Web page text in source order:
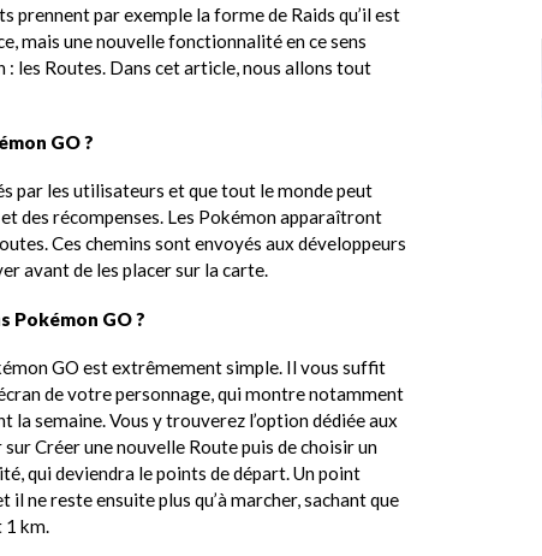
prennent par exemple la forme de Raids qu’il est
mais une nouvelle fonctionnalité en ce sens
les Routes. Dans cet article, nous allons tout
GO ?
par les utilisateurs et que tout le monde peut
des récompenses. Les Pokémon apparaîtront
Ces chemins sont envoyés aux développeurs
avant de les placer sur la carte.
Pokémon GO ?
GO est extrêmement simple. Il vous suffit
de votre personnage, qui montre notamment
la semaine. Vous y trouverez l’option dédiée aux
Créer une nouvelle Route puis de choisir un
qui deviendra le points de départ. Un point
il ne reste ensuite plus qu’à marcher, sachant que
1 km.